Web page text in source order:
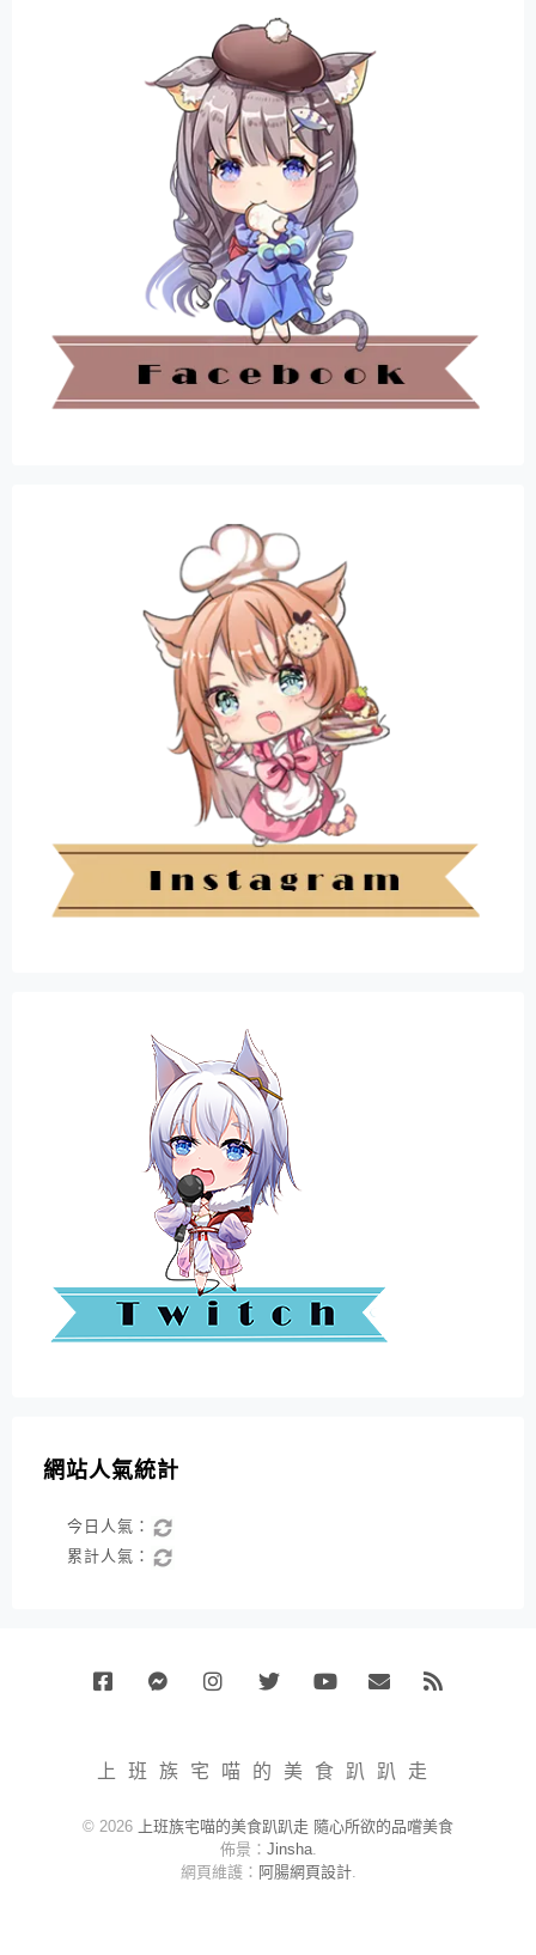
網站人氣統計
今日人氣：
累計人氣：
上班族宅喵的美食趴趴走
© 2026
上班族宅喵的美食趴趴走 隨心所欲的品嚐美食
佈景： Jinsha.
網頁維護： 阿腸網頁設計.